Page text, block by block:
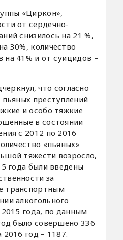
«Циркон»,
от сердечно-
снизилось на 21 %,
30%, количество
41% и от суицидов –
что согласно
пьяных преступлений
и особо тяжкие
в состоянии
с 2012 по 2016
«пьяных»
тяжести возросло,
года были введены
за
транспортным
алкогольного
года, по данным
было совершено 336
год – 1187.